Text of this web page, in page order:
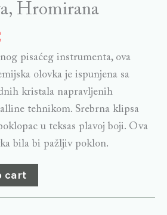
Hromirana
pisaćeg instrumenta, ova
olovka je ispunjena sa
kristala napravljenih
tehnikom. Srebrna klipsa
u teksas plavoj boji. Ova
bila bi pažljiv poklon.
cart